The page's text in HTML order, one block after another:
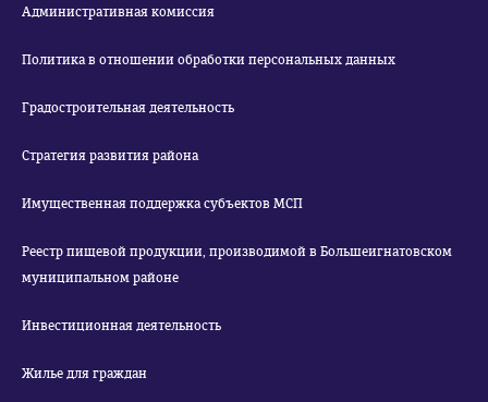
Административная комиссия
Политика в отношении обработки персональных данных
Градостроительная деятельность
Стратегия развития района
Имущественная поддержка субъектов МСП
Реестр пищевой продукции, производимой в Большеигнатовском
муниципальном районе
Инвестиционная деятельность
Жилье для граждан